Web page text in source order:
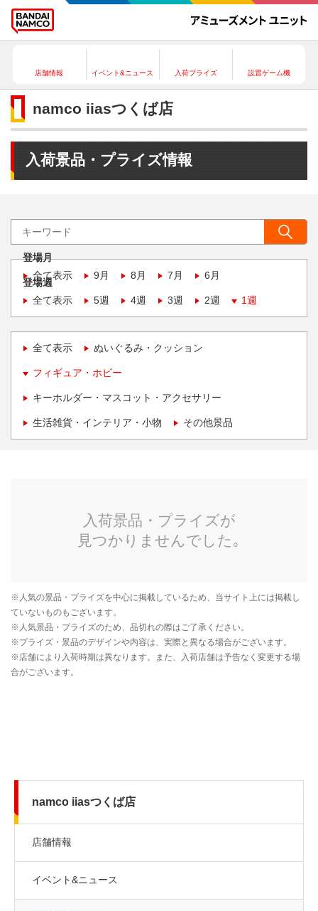
店舗情報 イベント&ニュース 入荷プライズ 設置ゲーム機
namco iiasつくば店
入荷景品・プライズ情報
登場月
全て表示
9月 8月 7月 6月
登場週
全て表示
5週 4週 3週 2週 1週
全て表示 ぬいぐるみ・クッション
フィギュア・ホビー
キーホルダー・マスコット・アクセサリー
生活雑貨・インテリア・小物 その他景品
namco iiasつくば店
店舗情報
イベント&ニュース